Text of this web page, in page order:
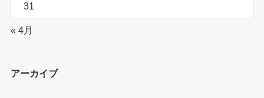
31
« 4月
アーカイブ